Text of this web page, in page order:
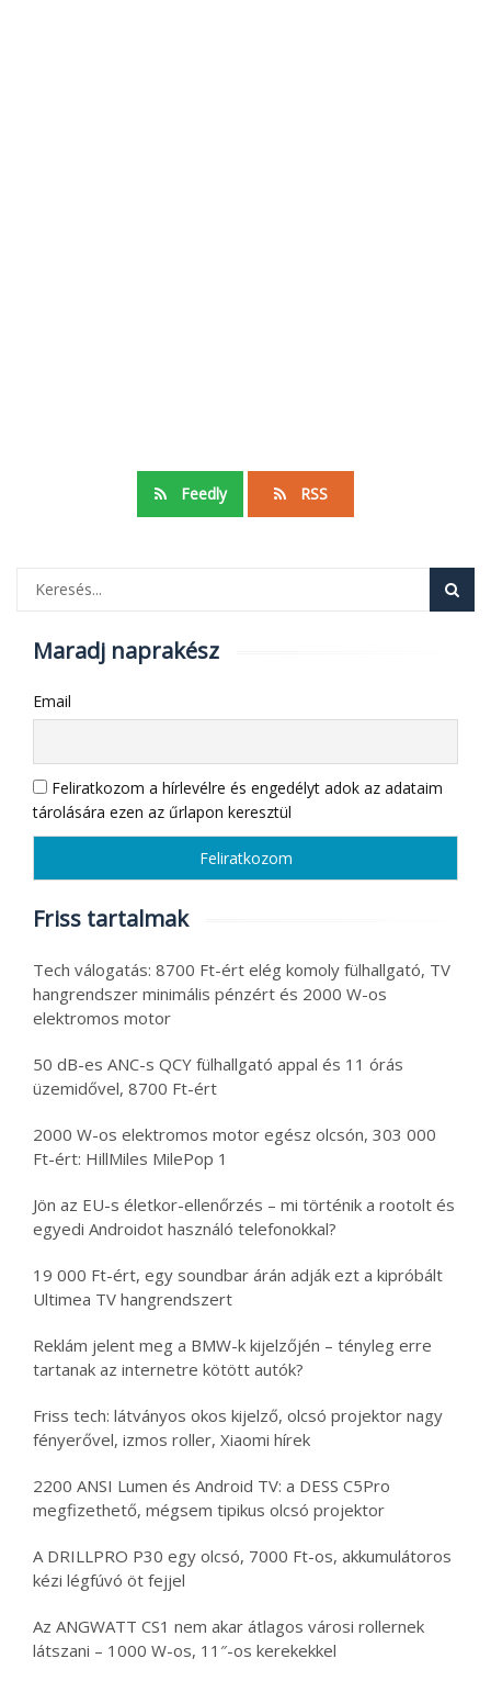
Feedly RSS
Maradj naprakész
Email
Feliratkozom a hírlevélre és engedélyt adok az adataim
tárolására ezen az űrlapon keresztül
Friss tartalmak
Tech válogatás: 8700 Ft-ért elég komoly fülhallgató, TV
hangrendszer minimális pénzért és 2000 W-os
elektromos motor
50 dB-es ANC-s QCY fülhallgató appal és 11 órás
üzemidővel, 8700 Ft-ért
2000 W-os elektromos motor egész olcsón, 303 000
Ft-ért: HillMiles MilePop 1
Jön az EU-s életkor-ellenőrzés – mi történik a rootolt és
egyedi Androidot használó telefonokkal?
19 000 Ft-ért, egy soundbar árán adják ezt a kipróbált
Ultimea TV hangrendszert
Reklám jelent meg a BMW-k kijelzőjén – tényleg erre
tartanak az internetre kötött autók?
Friss tech: látványos okos kijelző, olcsó projektor nagy
fényerővel, izmos roller, Xiaomi hírek
2200 ANSI Lumen és Android TV: a DESS C5Pro
megfizethető, mégsem tipikus olcsó projektor
A DRILLPRO P30 egy olcsó, 7000 Ft-os, akkumulátoros
kézi légfúvó öt fejjel
Az ANGWATT CS1 nem akar átlagos városi rollernek
látszani – 1000 W-os, 11″-os kerekekkel